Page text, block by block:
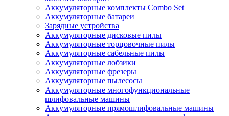
Аккумуляторные комплекты Combo Set
Аккумуляторные батареи
Зарядные устройства
Аккумуляторные дисковые пилы
Аккумуляторные торцовочные пилы
Аккумуляторные сабельные пилы
Аккумуляторные лобзики
Аккумуляторные фрезеры
Аккумуляторные пылесосы
Аккумуляторные многофункциональные
шлифовальные машины
Аккумуляторные прямошлифовальные машины